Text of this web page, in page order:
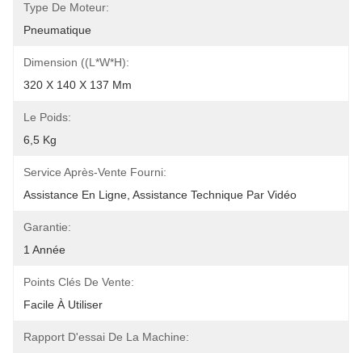
Type De Moteur:
Pneumatique
Dimension ((L*W*H):
320 X 140 X 137 Mm
Le Poids:
6,5 Kg
Service Après-Vente Fourni:
Assistance En Ligne, Assistance Technique Par Vidéo
Garantie:
1 Année
Points Clés De Vente:
Facile À Utiliser
Rapport D'essai De La Machine: